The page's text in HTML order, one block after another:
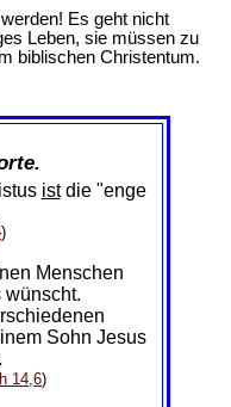
Es geht nicht
Leben, sie müssen zu
biblischen Christentum.
istdie "enge
)
Menschen
wünscht.
Sohn Jesus
14,6)